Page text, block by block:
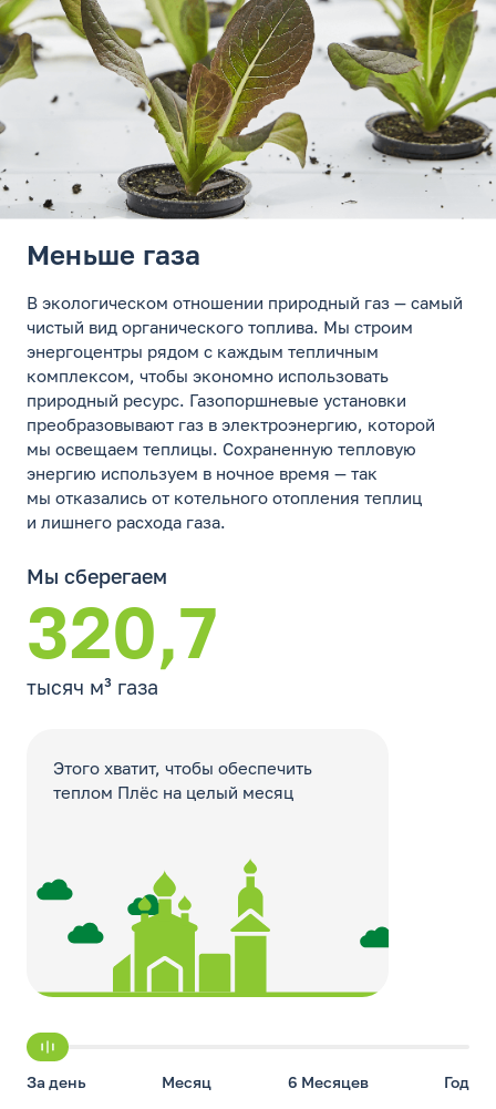
Меньше газа
В экологическом отношении природный газ — самый
чистый вид органического топлива. Мы строим
энергоцентры рядом с каждым тепличным
комплексом, чтобы экономно использовать
природный ресурс. Газопоршневые установки
преобразовывают газ в электроэнергию, которой
мы освещаем теплицы. Сохраненную тепловую
энергию используем в ночное время — так
мы отказались от котельного отопления теплиц
и лишнего расхода газа.
Мы сберегаем
320,7
тысяч м³ газа
Этого хватит, чтобы обеспечить
теплом Плёс на целый месяц
За день Месяц 6 Месяцев Год